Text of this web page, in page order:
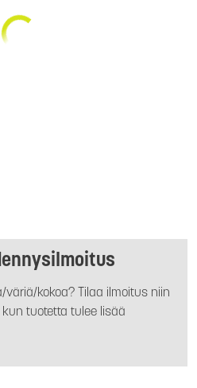
väriä/kokoa? Tilaa ilmoitus niin
tuotetta tulee lisää